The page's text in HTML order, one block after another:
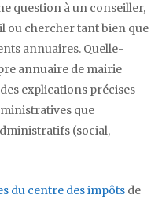
question à un conseiller,
ou chercher tant bien que
annuaires. Quelle-
annuaire de mairie
explications précises
que
(social,
du centre des impôts de